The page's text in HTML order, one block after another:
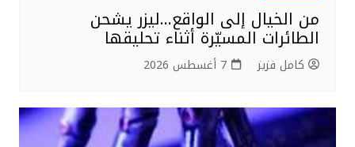
من الخيال إلى الواقع…ليزر يشحن
الطائرات المسيّرة أثناء تحليقها
كامل فزيز 7 أغسطس 2026